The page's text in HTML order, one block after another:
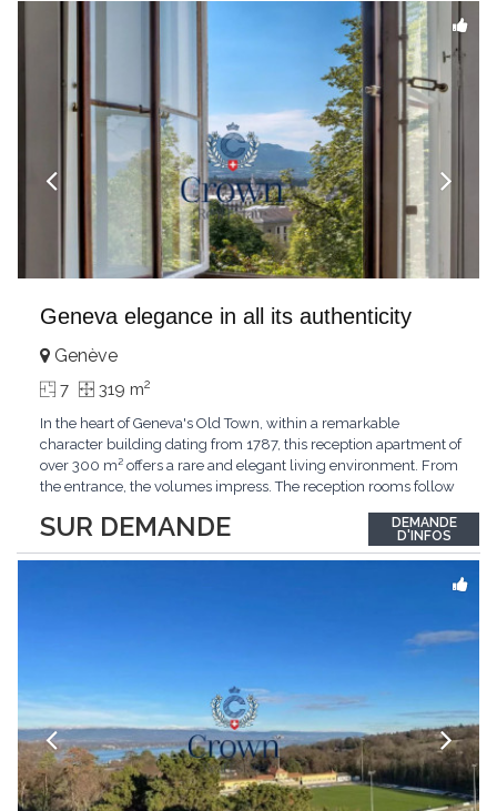
Geneva elegance in all its authenticity
SUR DEMANDE
Genève
7 319 m2
In the heart of Geneva's Old Town, within a remarkable
character building dating from 1787, this reception apartment of
over 300 m² offers a rare and elegant living environment. From
the entrance, the volumes impress. The reception rooms follow
period architecture. High ceilings, finely crafted stuccoes,
moldings, woodwork, old fireplaces,...
DEMANDE
D'INFOS